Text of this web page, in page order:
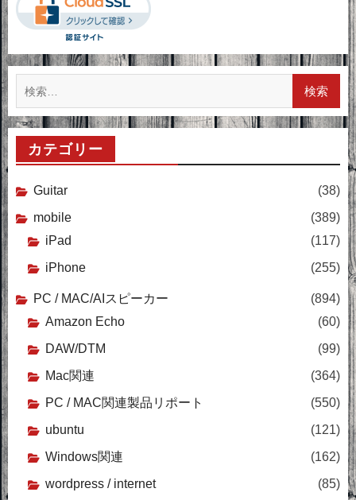
索:
カテゴリー
Guitar
(38)
mobile
(389)
iPad
(117)
iPhone
(255)
PC / MAC/AIスピーカー
(894)
Amazon Echo
(60)
DAW/DTM
(99)
Mac関連
(364)
PC / MAC関連製品リポート
(550)
ubuntu
(121)
Windows関連
(162)
wordpress / internet
(85)